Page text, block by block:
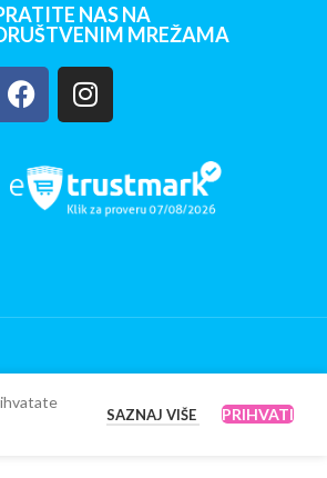
NAS NA
MREŽAMA
SAZNAJ VIŠE PRIHVATI